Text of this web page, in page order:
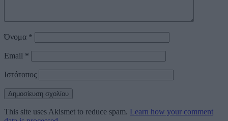
Όνομα *
Email *
Ιστότοπος
This site uses Akismet to reduce spam. Learn how your comment